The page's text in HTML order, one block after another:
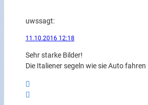
uwssagt:
11.10.2016 12:18
Sehr starke Bilder!
Die Italiener segeln wie sie Auto fahren